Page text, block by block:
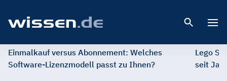
Einmalkauf versus Abonnement: Welches
Software-Lizenzmodell passt zu Ihnen?
Lego
seit